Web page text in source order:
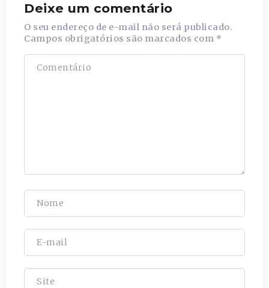
Deixe um comentário
O seu endereço de e-mail não será publicado.
Campos obrigatórios são marcados com *